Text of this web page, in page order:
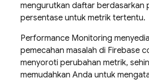
mengurutkan daftar berdasarkan
persentase untuk metrik tertentu.
Performance Monitoring
pemecahan masalah di Firebase
menyoroti perubahan metrik,
memudahkan Anda untuk